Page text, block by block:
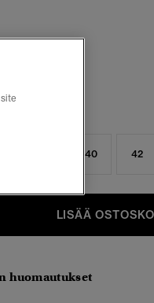
40 42
LISÄÄ
huomautukset